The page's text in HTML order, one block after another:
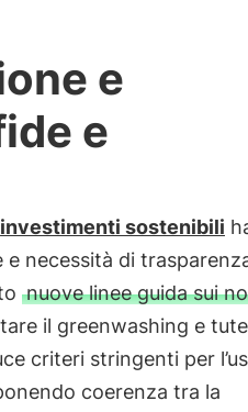
e
e
investimenti sostenibili
necessità di
nuove linee guida sui
il greenwashing e
criteri stringenti per
coerenza tra la